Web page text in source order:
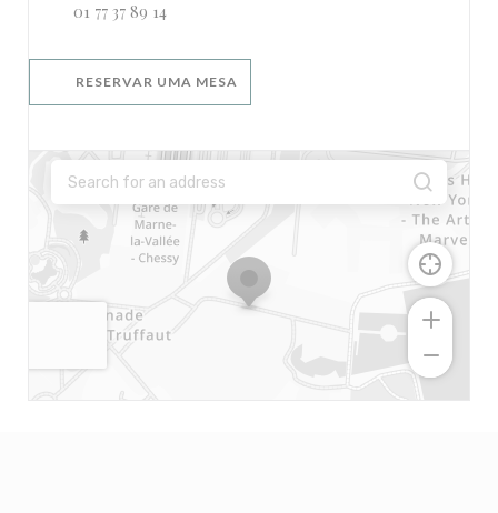
01 77 37 89 14
RESERVAR UMA MESA